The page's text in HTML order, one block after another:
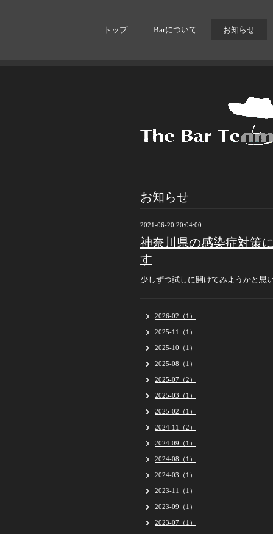
トップ Barについて お知らせ
お知らせ
2021-06-20 20:04:00
神奈川県の感染症対策
す
少しずつ試しに開けてみようかと思
2026-02（1）
2025-11（1）
2025-10（1）
2025-08（1）
2025-07（2）
2025-03（1）
2025-02（1）
2024-11（2）
2024-09（1）
2024-08（1）
2024-03（1）
2023-11（1）
2023-09（1）
2023-07（1）